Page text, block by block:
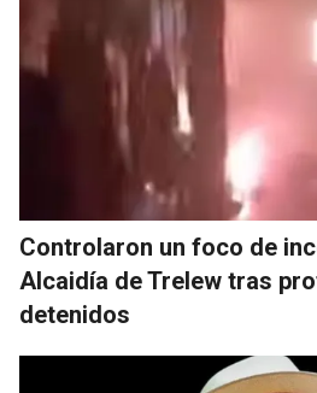
Controlaron un foco de
Alcaidía de Trelew tras
detenidos